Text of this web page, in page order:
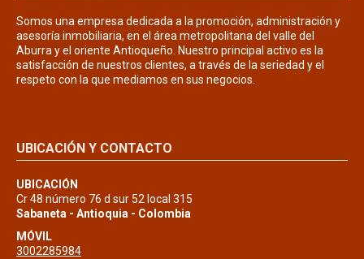
Somos una empresa dedicada a la promoción, administración y
asesoría inmobiliaria, en el área metropolitana del valle del
Aburra y el oriente Antioqueño. Nuestro principal activo es la
satisfacción de nuestros clientes, a través de la seriedad y el
respeto con la que mediamos en sus negocios.
UBICACIÓN Y CONTACTO
UBICACIÓN
Cr 48 número 76 d sur 52 local 315
Sabaneta - Antioquia - Colombia
MÓVIL
3002285984